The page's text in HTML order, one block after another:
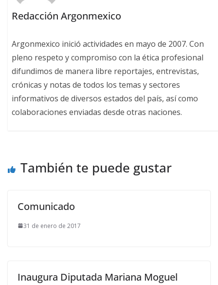
Redacción Argonmexico
Argonmexico inició actividades en mayo de 2007. Con
pleno respeto y compromiso con la ética profesional
difundimos de manera libre reportajes, entrevistas,
crónicas y notas de todos los temas y sectores
informativos de diversos estados del país, así como
colaboraciones enviadas desde otras naciones.
También te puede gustar
Comunicado
31 de enero de 2017
Inaugura Diputada Mariana Moguel